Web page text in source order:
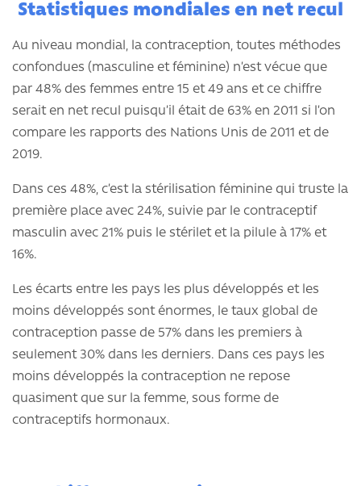
Statistiques mondiales en net recul
Au niveau mondial, la contraception, toutes méthodes
confondues (masculine et féminine) n’est vécue que
par 48% des femmes entre 15 et 49 ans et ce chiffre
serait en net recul puisqu’il était de 63% en 2011 si l’on
compare les rapports des Nations Unis de 2011 et de
2019.
Dans ces 48%, c’est la stérilisation féminine qui truste la
première place avec 24%, suivie par le contraceptif
masculin avec 21% puis le stérilet et la pilule à 17% et
16%.
Les écarts entre les pays les plus développés et les
moins développés sont énormes, le taux global de
contraception passe de 57% dans les premiers à
seulement 30% dans les derniers. Dans ces pays les
moins développés la contraception ne repose
quasiment que sur la femme, sous forme de
contraceptifs hormonaux.